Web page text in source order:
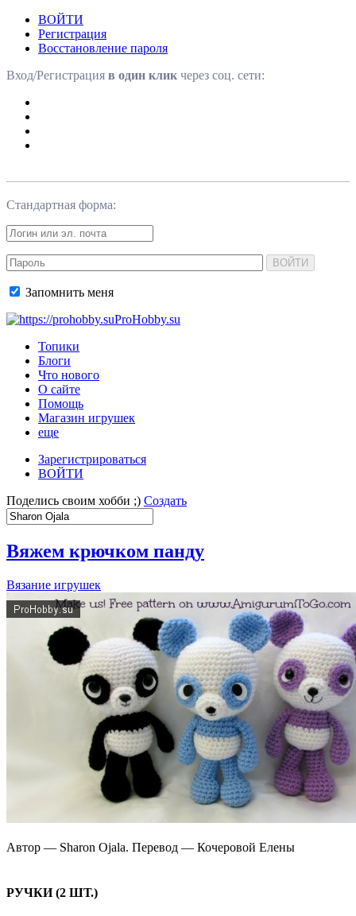
ВОЙТИ
Регистрация
Восстановление пароля
Вход/Регистрация в один клик через соц. сети:
Стандартная форма:
ВОЙТИ
Запомнить меня
ProHobby.su
Топики
Блоги
Что нового
О сайте
Помощь
Магазин игрушек
еще
Зарегистрироваться
ВОЙТИ
Поделись своим хобби ;) Создать
Вяжем крючком панду
Вязание игрушек
Автор — Sharon Ojala. Перевод — Кочеровой Елены
РУЧКИ (2 ШТ.)